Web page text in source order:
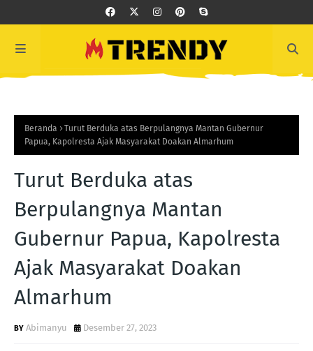
Beranda
Turut Berduka atas Berpulangnya Mantan Gubernur
Papua, Kapolresta Ajak Masyarakat Doakan Almarhum
Turut Berduka atas
Berpulangnya Mantan
Gubernur Papua, Kapolresta
Ajak Masyarakat Doakan
Almarhum
Abimanyu Desember 27, 2023